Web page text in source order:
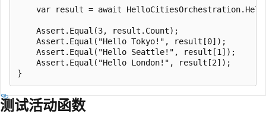
var result = await
    Assert.Equal(3, result.Count);
    Assert.Equal("Hello Tokyo!", result[0]);
    Assert.Equal("Hello Seattle!", result[1]);
    Assert.Equal("Hello London!", result[2]);
测试活动函数